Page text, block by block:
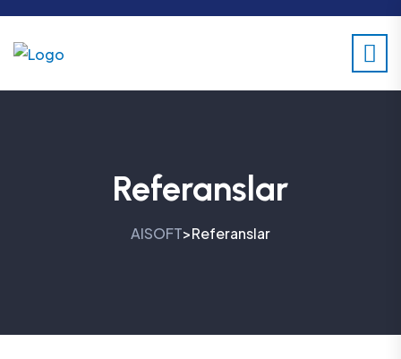
Referanslar
AISOFT>Referanslar